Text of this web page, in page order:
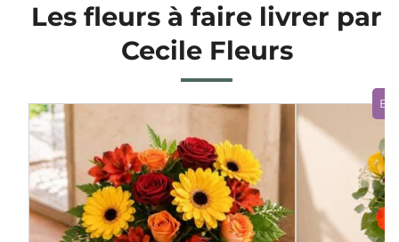
Les fleurs à faire livrer par
Cecile Fleurs